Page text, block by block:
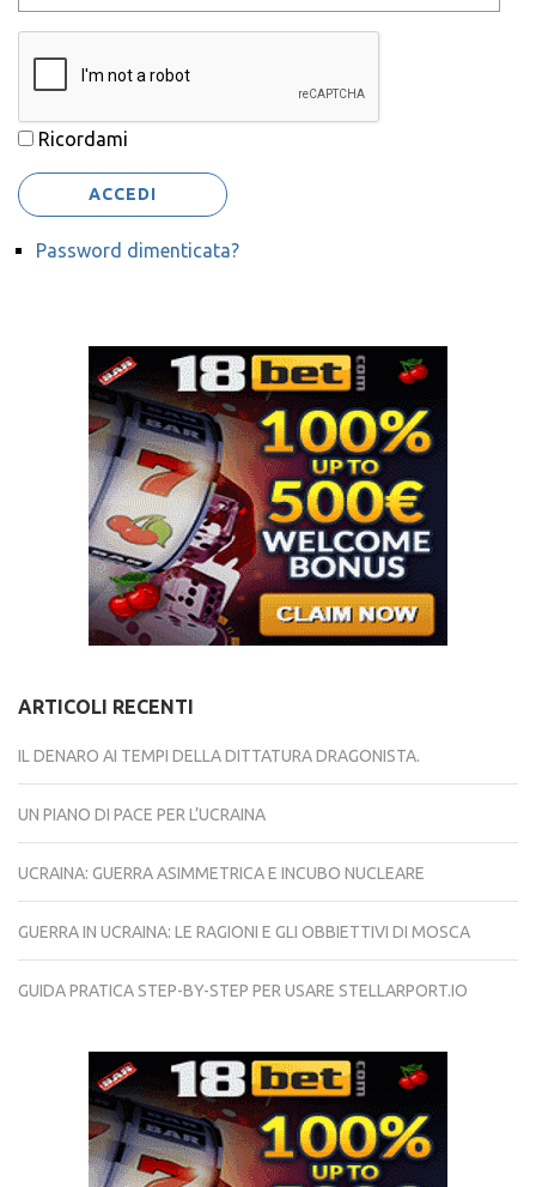
Ricordami
ACCEDI
Password dimenticata?
ARTICOLI RECENTI
IL DENARO AI TEMPI DELLA DITTATURA DRAGONISTA.
UN PIANO DI PACE PER L’UCRAINA
UCRAINA: GUERRA ASIMMETRICA E INCUBO NUCLEARE
GUERRA IN UCRAINA: LE RAGIONI E GLI OBBIETTIVI DI MOSCA
GUIDA PRATICA STEP-BY-STEP PER USARE STELLARPORT.IO